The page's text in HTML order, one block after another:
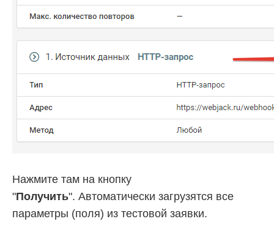
Нажмите там на кнопку
"Получить". Автоматически загрузятся все
параметры (поля) из тестовой заявки.